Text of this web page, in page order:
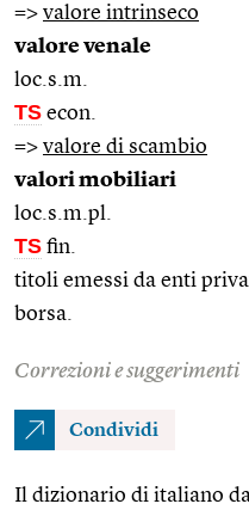
=> valore intrinseco
valore venale
loc.s.m.
TS econ.
=> valore di scambio
valori mobiliari
loc.s.m.pl.
TS fin.
titoli emessi da enti
borsa.
Correzioni e suggerimenti
Condividi
Il dizionario di italiano